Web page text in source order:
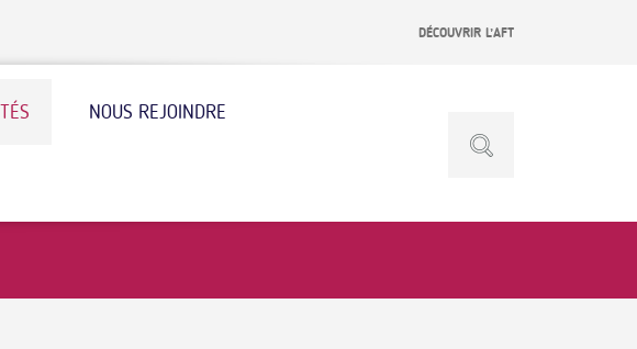
DÉCOUVRIR L’AFT
NOUS REJOINDRE